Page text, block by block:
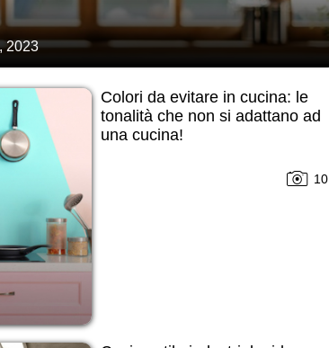
2023
Colori da evitare in cucina: le
tonalità che non si adattano ad
una cucina!
10